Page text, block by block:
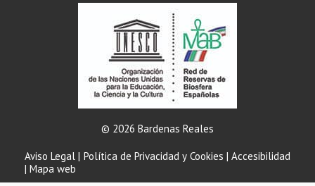
© 2026 Bardenas Reales
Aviso Legal | Política de Privacidad y Cookies | Accesibilidad
| Mapa web